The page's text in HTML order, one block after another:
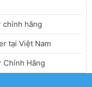
chính hãng
tại Việt Nam
Chính Hãng